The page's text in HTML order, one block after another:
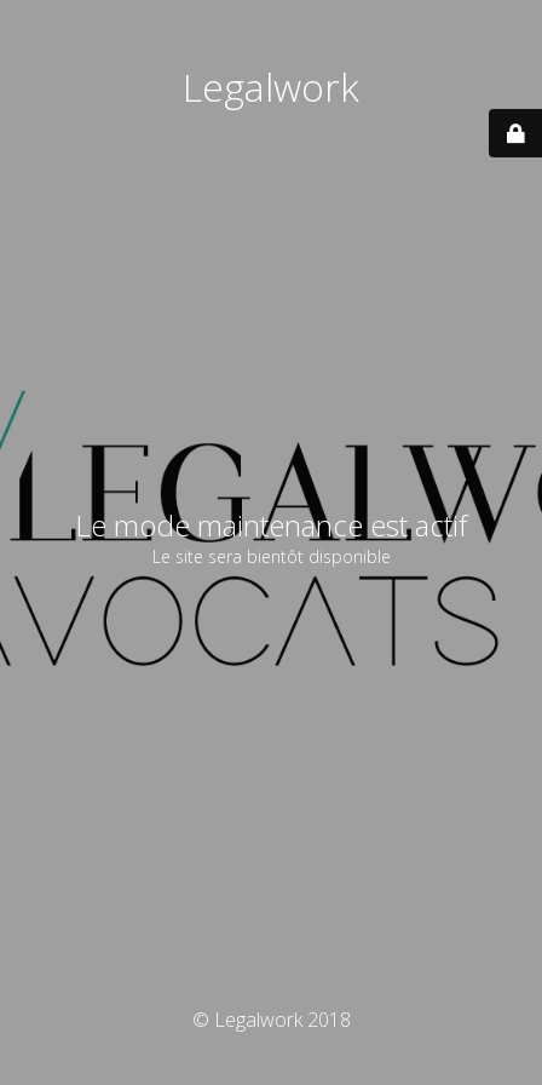
Legalwork
Le mode maintenance est actif
Le site sera bientôt disponible
© Legalwork 2018